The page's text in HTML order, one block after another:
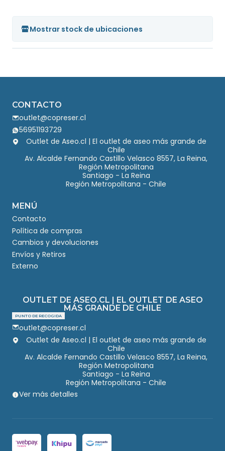
Mostrar stock de ubicaciones
CONTACTO
outlet@copreser.cl
56951193729
Outlet de Aseo.cl | El outlet de aseo más grande de
Chile
Av. Alcalde Fernando Castillo Velasco 8557, La Reina,
Región Metropolitana
Santiago - La Reina
Región Metropolitana - Chile
MENÚ
Contacto
Política de compras
Cambios y devoluciones
Envíos y Retiros
Externo
OUTLET DE ASEO.CL | EL OUTLET DE ASEO
MÁS GRANDE DE CHILE
PUNTO DE RECOGIDA
outlet@copreser.cl
Outlet de Aseo.cl | El outlet de aseo más grande de
Chile
Av. Alcalde Fernando Castillo Velasco 8557, La Reina,
Región Metropolitana
Santiago - La Reina
Región Metropolitana - Chile
Ver más detalles